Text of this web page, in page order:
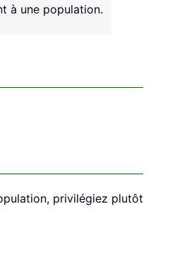
à une population.
privilégiez plutôt